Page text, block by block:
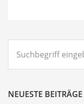
eingeben...
NEUESTE BEITRÄGE